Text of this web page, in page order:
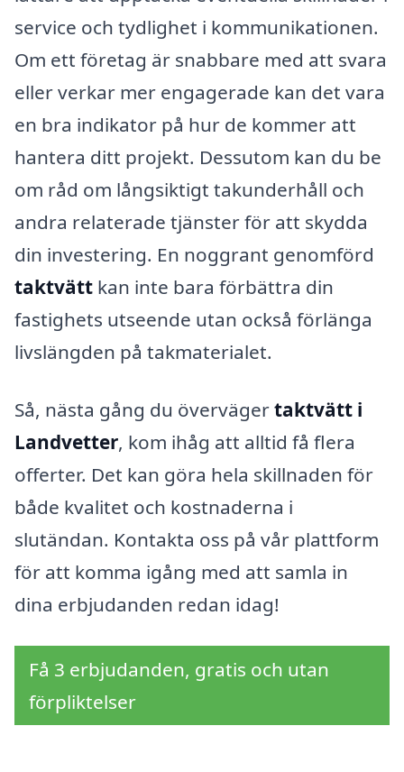
service och tydlighet i kommunikationen.
Om ett företag är snabbare med att svara
eller verkar mer engagerade kan det vara
en bra indikator på hur de kommer att
hantera ditt projekt. Dessutom kan du be
om råd om långsiktigt takunderhåll och
andra relaterade tjänster för att skydda
din investering. En noggrant genomförd
taktvätt kan inte bara förbättra din
fastighets utseende utan också förlänga
livslängden på takmaterialet.
Så, nästa gång du övervägertaktvätt i
Landvetter, kom ihåg att alltid få flera
offerter. Det kan göra hela skillnaden för
både kvalitet och kostnaderna i
slutändan. Kontakta oss på vår plattform
för att komma igång med att samla in
dina erbjudanden redan idag!
Få 3 erbjudanden, gratis och utan
förpliktelser